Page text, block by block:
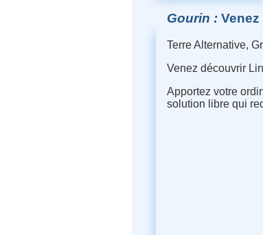
Gourin Venez
Terre Alternative,
Venez découvrir
Apportez votre
solution libre qui